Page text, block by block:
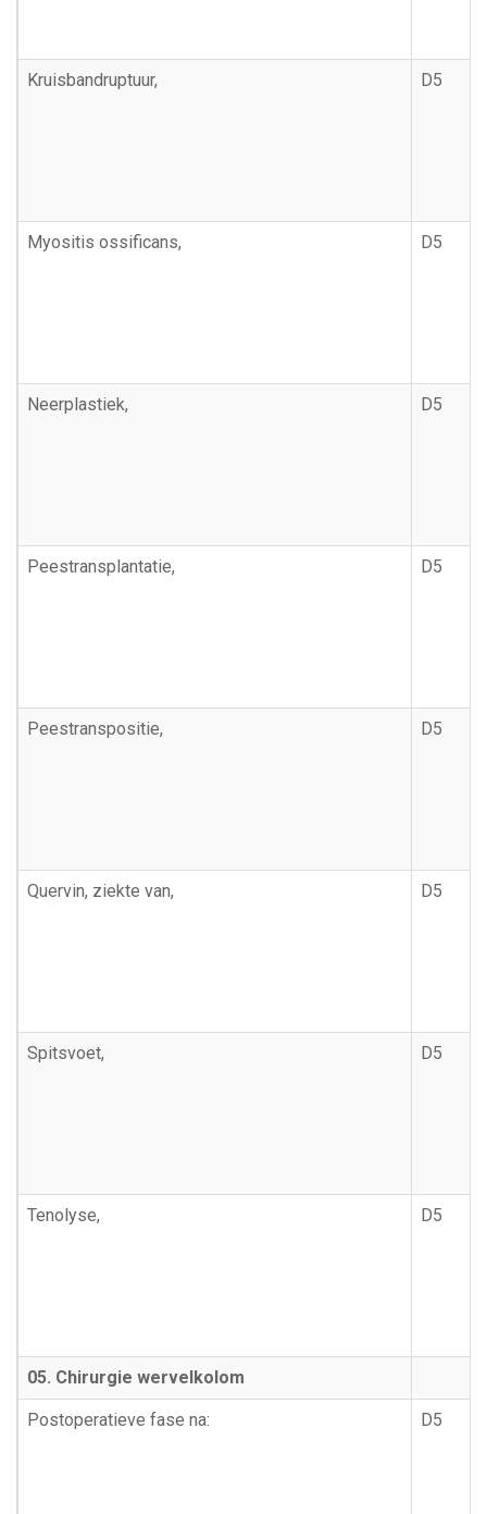
Kruisbandruptuur, D5
Myositis ossificans, D5
Neerplastiek, D5
Peestransplantatie, D5
Peestranspositie, D5
Quervin, ziekte van, D5
Spitsvoet, D5
Tenolyse, D5
05. Chirurgie wervelkolom
Postoperatieve fase na: D5